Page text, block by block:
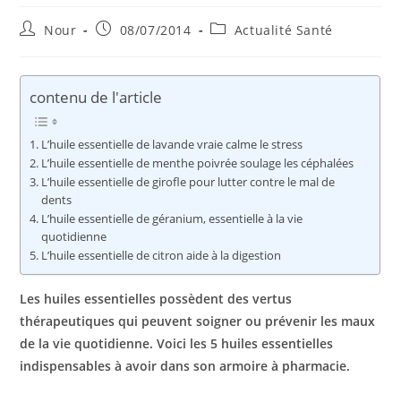
Auteur/autrice
publication :
Nour
Publication
08/07/2014
PostActualité Santé
contenu de l'article
L’huile essentielle de lavande vraie calme le stress
L’huile essentielle de menthe poivrée soulage les céphalées
L’huile essentielle de girofle pour lutter contre le mal de
dents
L’huile essentielle de géranium, essentielle à la vie
quotidienne
L’huile essentielle de citron aide à la digestion
Les huiles essentielles possèdent des vertus
thérapeutiques qui peuvent soigner ou prévenir les maux
de la vie quotidienne. Voici les 5 huiles essentielles
indispensables à avoir dans son armoire à pharmacie.